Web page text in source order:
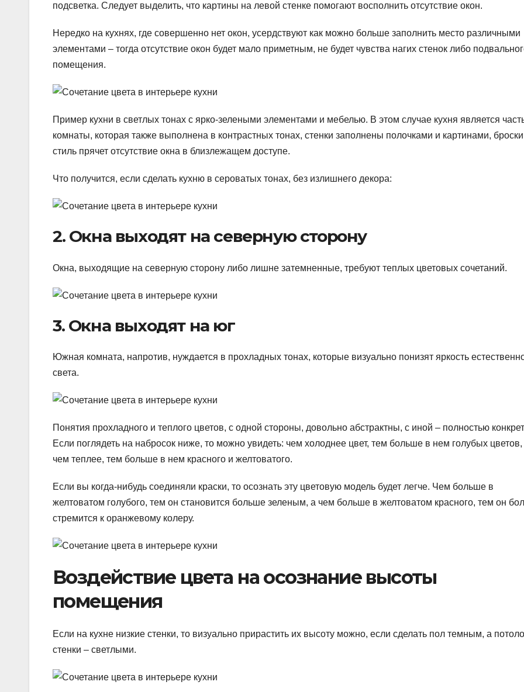
подсветка. Следует выделить, что картины на левой стенке помогают восполнить отсутствие окон.
Нередко на кухнях, где совершенно нет окон, усердствуют как можно больше заполнить место различными
элементами – тогда отсутствие окон будет мало приметным, не будет чувства нагих стенок либо
помещения.
Пример кухни в светлых тонах с ярко-зелеными элементами и мебелью. В этом случае кухня является
комнаты, которая также выполнена в контрастных тонах, стенки заполнены полочками и картинами,
стиль прячет отсутствие окна в близлежащем доступе.
Что получится, если сделать кухню в сероватых тонах, без излишнего декора:
2. Окна выходят на северную сторону
Окна, выходящие на северную сторону либо лишне затемненные, требуют теплых цветовых сочетаний.
3. Окна выходят на юг
Южная комната, напротив, нуждается в прохладных тонах, которые визуально понизят яркость
света.
Понятия прохладного и теплого цветов, с одной стороны, довольно абстрактны, с иной – полностью
Если поглядеть на набросок ниже, то можно увидеть: чем холоднее цвет, тем больше в нем голубых цветов,
чем теплее, тем больше в нем красного и желтоватого.
Если вы когда-нибудь соединяли краски, то осознать эту цветовую модель будет легче. Чем больше в
желтоватом голубого, тем он становится больше зеленым, а чем больше в желтоватом красного, тем он
стремится к оранжевому колеру.
Воздействие цвета на осознание высоты
помещения
Если на кухне низкие стенки, то визуально прирастить их высоту можно, если сделать пол темным, а
стенки – светлыми.